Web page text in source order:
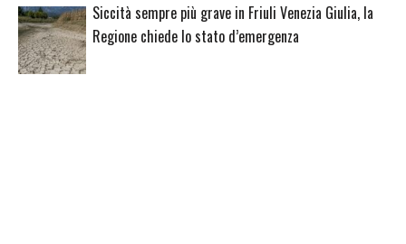
Siccità sempre più grave in Friuli Venezia Giulia, la
Regione chiede lo stato d’emergenza